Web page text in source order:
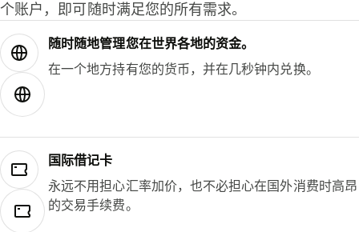
个账户，即可随时满足您的所有需求。
随时随地管理您在世界各地的资金。
在一个地方持有您的货币，并在几秒钟内兑换。
国际借记卡
永远不用担心汇率加价，也不必担心在国外消费时高昂
的交易手续费。